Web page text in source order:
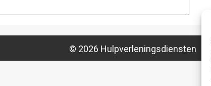
© 2026 Hulpverleningsdiensten